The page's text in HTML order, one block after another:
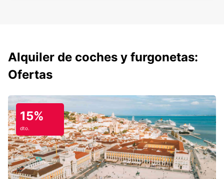
Alquiler de coches y furgonetas:
Ofertas
15%
dto.